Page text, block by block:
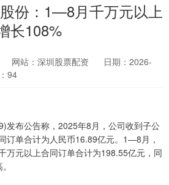
份：1—8月千万元以上
长108%
网站：深圳股票配资
日期：2026-
94
发布公告称，2025年8月，公司收到子公
订单合计为人民币16.89亿元。1—8月，
万元以上合同订单合计为198.55亿元，同